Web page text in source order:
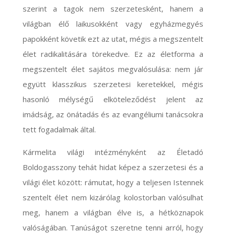
szerint a tagok nem szerzetesként, hanem a
világban élő laikusokként vagy egyházmegyés
papokként követik ezt az utat, mégis a megszentelt
élet radikalitására törekedve. Ez az életforma a
megszentelt élet sajátos megvalósulása: nem jár
együtt klasszikus szerzetesi keretekkel, mégis
hasonló mélységű elköteleződést jelent az
imádság, az önátadás és az evangéliumi tanácsokra
tett fogadalmak által.
Kármelita világi intézményként az Életadó
Boldogasszony tehát hidat képez a szerzetesi és a
világi élet között: rámutat, hogy a teljesen Istennek
szentelt élet nem kizárólag kolostorban valósulhat
meg, hanem a világban élve is, a hétköznapok
valóságában. Tanúságot szeretne tenni arról, hogy